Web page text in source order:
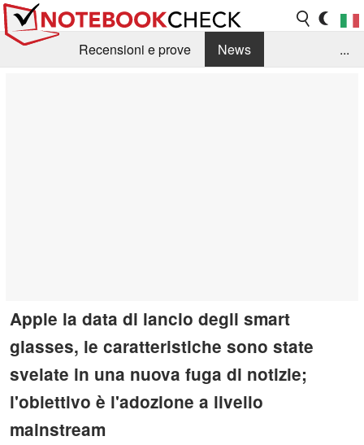
Recensioni e prove
News
...
Apple la data di lancio degli smart
glasses, le caratteristiche sono state
svelate in una nuova fuga di notizie;
l'obiettivo è l'adozione a livello
mainstream